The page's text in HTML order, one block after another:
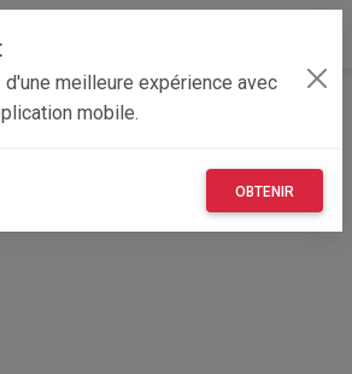
meilleure expérience avec
mobile.
OBTENIR
Bretagne